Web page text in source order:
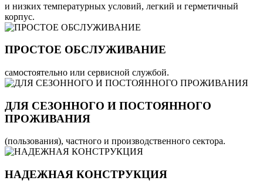
и низких температурных условий, легкий и герметичный
корпус.
ПРОСТОЕ ОБСЛУЖИВАНИЕ
самостоятельно или сервисной службой.
ДЛЯ СЕЗОННОГО И ПОСТОЯННОГО
ПРОЖИВАНИЯ
(пользования), частного и производственного сектора.
НАДЕЖНАЯ КОНСТРУКЦИЯ